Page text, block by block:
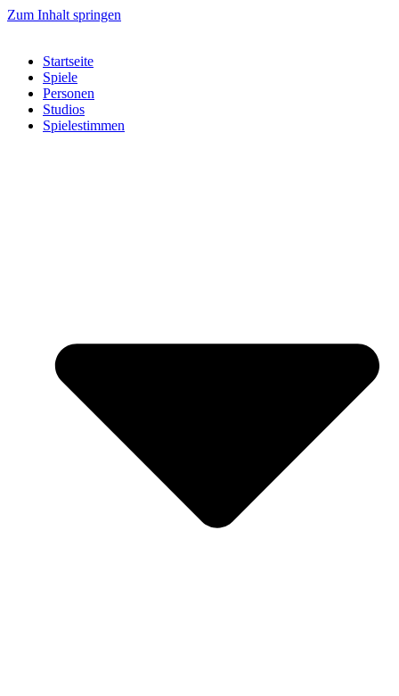
Zum Inhalt springen
Startseite
Spiele
Personen
Studios
Spielestimmen